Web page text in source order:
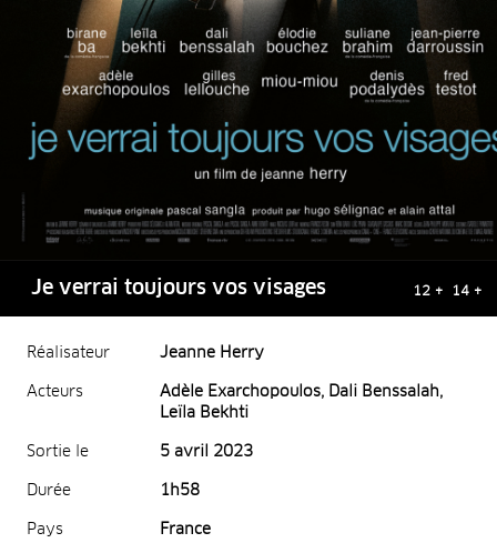
Je verrai toujours vos visages 12 + 14 +
Réalisateur Jeanne Herry
Acteurs
Adèle Exarchopoulos, Dali Benssalah,
Leïla Bekhti
Sortie le 5 avril 2023
Durée 1h58
Pays France